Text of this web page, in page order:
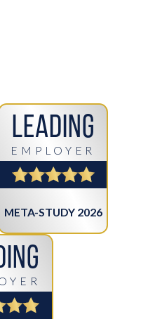
Leading
EMPLOYER
META-STUDY 2026